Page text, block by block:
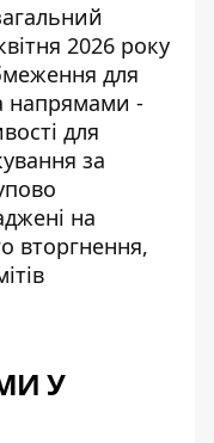
2026 року
для
напрямами -
для
за
на
вторгнення,
У